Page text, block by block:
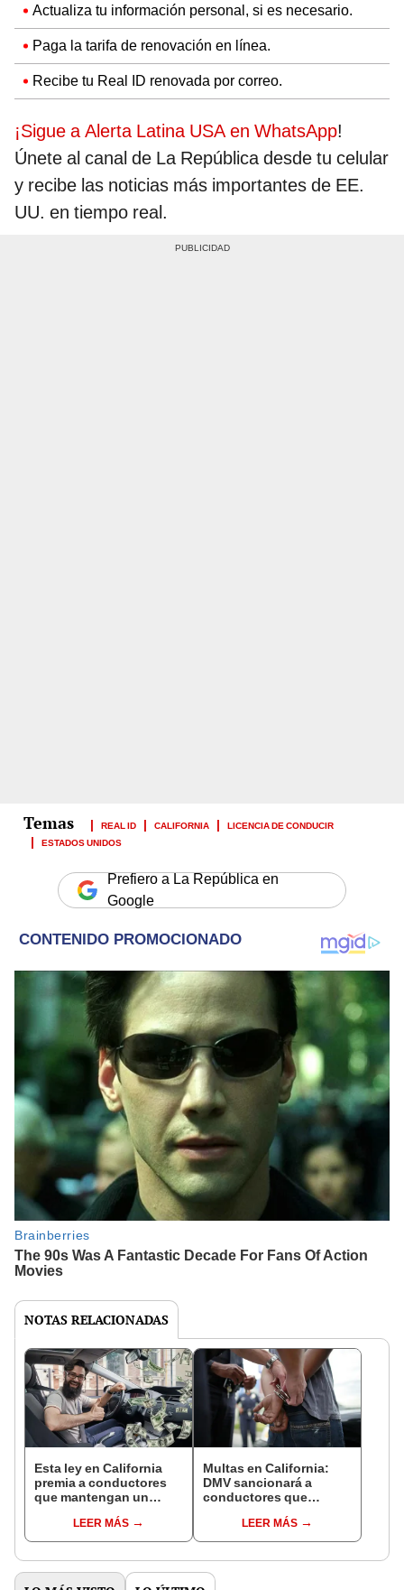
Actualiza tu información personal, si es necesario.
Paga la tarifa de renovación en línea.
Recibe tu Real ID renovada por correo.
¡Sigue a Alerta Latina USA en WhatsApp!
Únete al canal de La República desde tu celular
y recibe las noticias más importantes de EE.
UU. en tiempo real.
REAL ID CALIFORNIA
LICENCIA DE CONDUCIR
ESTADOS UNIDOS
Prefiero a La República en
Google
NOTAS RELACIONADAS
Esta ley en California
premia a conductores
que mantengan un
LEER MÁS
Multas en California:
DMV sancionará a
conductores que
LEER MÁS